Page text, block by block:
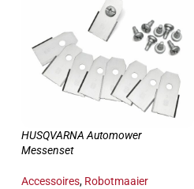
HUSQVARNA Automower
Messenset
Accessoires, Robotmaaier